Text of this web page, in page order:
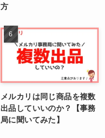
方
メルカリは同じ商品を複数
出品していいのか？【事務
局に聞いてみた】